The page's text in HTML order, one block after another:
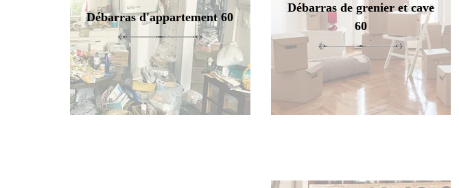
Débarras d'appartement 60
Débarras de grenier et cave
60